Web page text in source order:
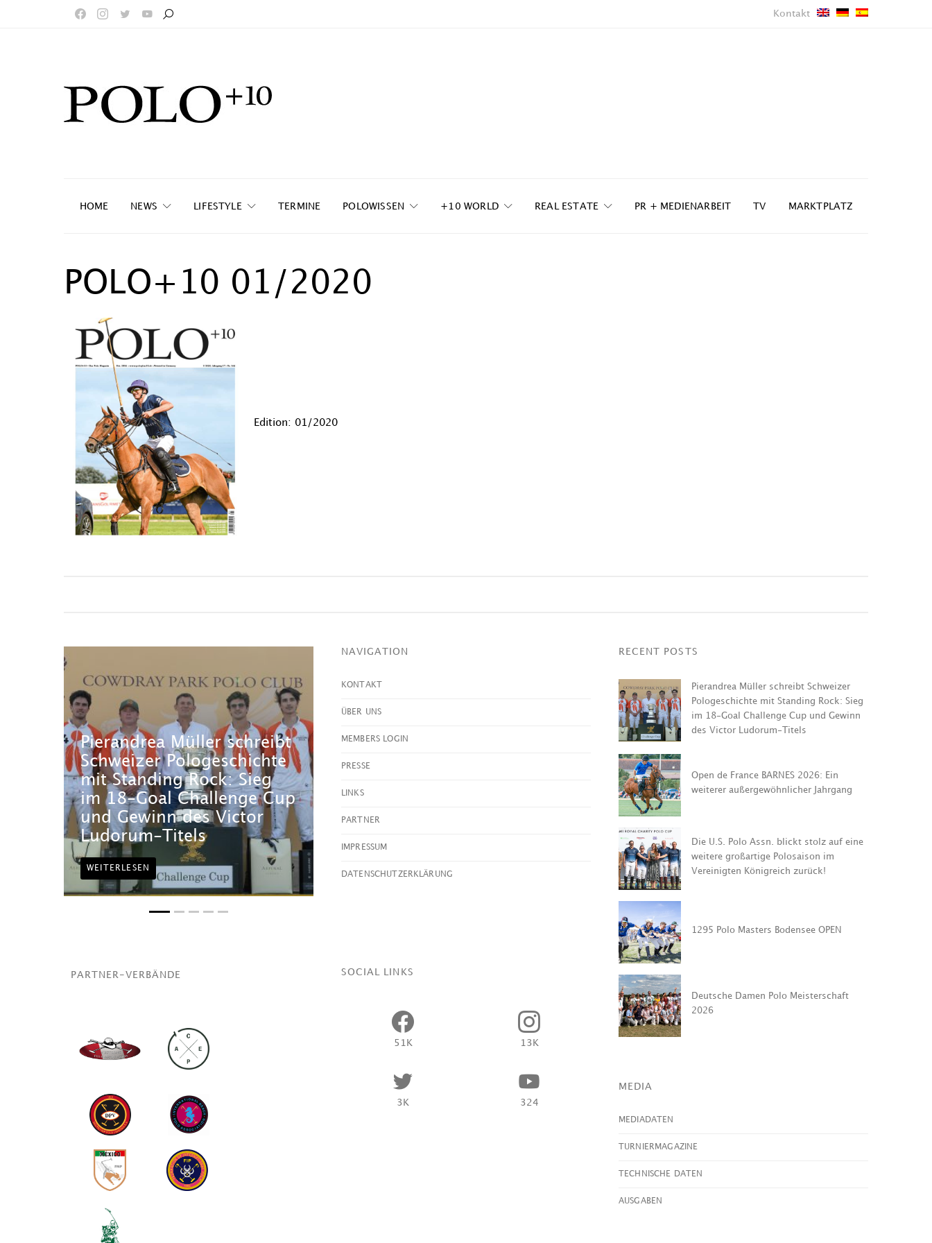
Kontakt
HOME NEWS LIFESTYLE TERMINE POLOWISSEN +10 WORLD REAL ESTATE PR + MEDIENARBEIT TV MARKTPLATZ
POLO+10 01/2020
Edition: 01/2020
Pierandrea Müller schreibt
Schweizer Pologeschichte
mit Standing Rock: Sieg
im 18-Goal Challenge Cup
und Gewinn des Victor
Ludorum-Titels
WEITERLESEN
2026: Ein weiterer
außergewöhnlicher
Die U.S. Polo Assn. blickt
stolz auf eine weitere
großartige Polosaison im
Vereinigten Königreich
zurück!
WEITERLESEN
Bodensee
PARTNER-VERBÄNDE
NAVIGATION
KONTAKT
ÜBER UNS
MEMBERS LOGIN
PRESSE
LINKS
PARTNER
IMPRESSUM
DATENSCHUTZERKLÄRUNG
SOCIAL LINKS
51K 13K
3K 324
RECENT POSTS
Pierandrea Müller schreibt Schweizer
Pologeschichte mit Standing Rock: Sieg
im 18-Goal Challenge Cup und Gewinn
des Victor Ludorum-Titels
Open de France BARNES 2026: Ein
weiterer außergewöhnlicher Jahrgang
Die U.S. Polo Assn. blickt stolz auf eine
weitere großartige Polosaison im
Vereinigten Königreich zurück!
1295 Polo Masters Bodensee OPEN
Deutsche Damen Polo Meisterschaft
2026
MEDIA
MEDIADATEN
TURNIERMAGAZINE
TECHNISCHE DATEN
AUSGABEN